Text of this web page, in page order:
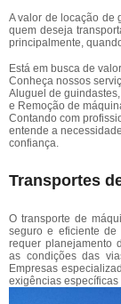
A valor de locação de
quem deseja
principalmente,
Está em busca de
Conheça nossos
Aluguel de
e Remoção de
Contando com
entende a
confiança.
Transportes
O transporte de
seguro e eficiente de
requer planejamento
as condições das
Empresas
exigências